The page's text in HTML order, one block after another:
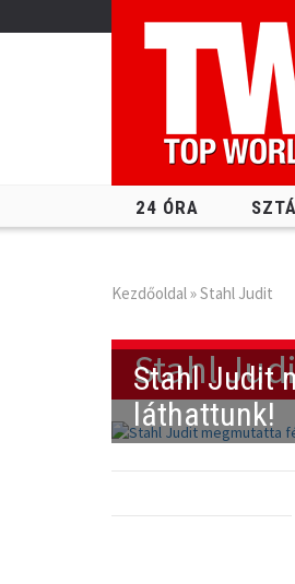
24 ÓRA
Kezdőoldal» Stahl Judit
Stahl
Stahl Judit
láthattunk!